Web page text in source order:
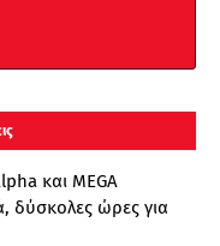
και MEGA
δύσκολες ώρες για